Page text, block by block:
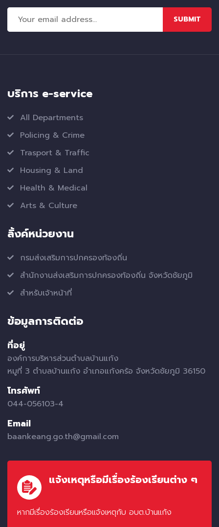
SUBMIT
บริการ e-service
All Departments
Policing & Crime
Trasport & Traffic
Housing & Land
Health & Medical
Arts & Culture
ลิ้งค์หน่วยงาน
กรมส่งเสริมการปกครองท้องถิ่น
สำนักงานส่งเสริมการปกครองท้องถิ่น จังหวัดชัยภูมิ
สำหรับเจ้าหน้าที่
ข้อมูลการติดต่อ
ที่อยู่
องค์การบริหารส่วนตำบลบ้านแก้ง
หมูที่ 3 ตำบลบ้านแก้ง อำเภอแก้งคร้อ จังหวัดชัยภูมิ 36150
โทรศัพท์
044-056103-4
Email
baankeang.go.th@gmail.com
แจ้งเหตุหรือมีเรื่องร้องเรียนต่าง ๆ
หากมีเรื่องร้องเรียนหรือแจ้งเหตุกับ อบต.บ้านแก้ง